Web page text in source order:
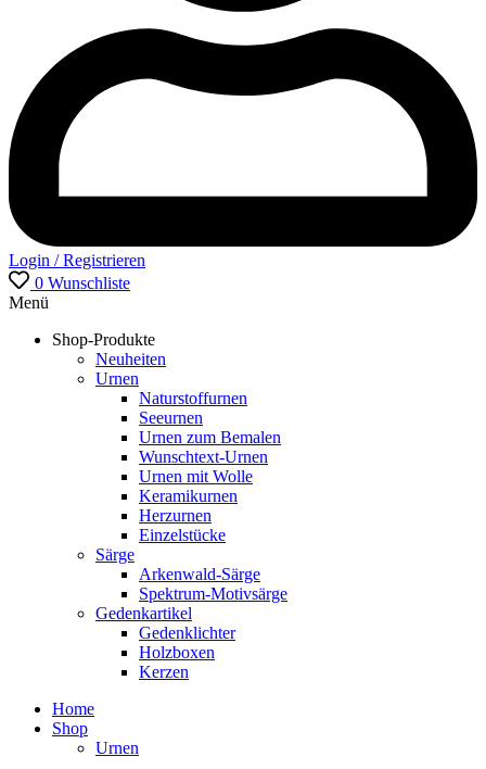
Login / Registrieren
0 Wunschliste
Menü
Shop-Produkte
Neuheiten
Urnen
Naturstoffurnen
Seeurnen
Urnen zum Bemalen
Wunschtext-Urnen
Urnen mit Wolle
Keramikurnen
Herzurnen
Einzelstücke
Särge
Arkenwald-Särge
Spektrum-Motivsärge
Gedenkartikel
Gedenklichter
Holzboxen
Kerzen
Home
Shop
Urnen